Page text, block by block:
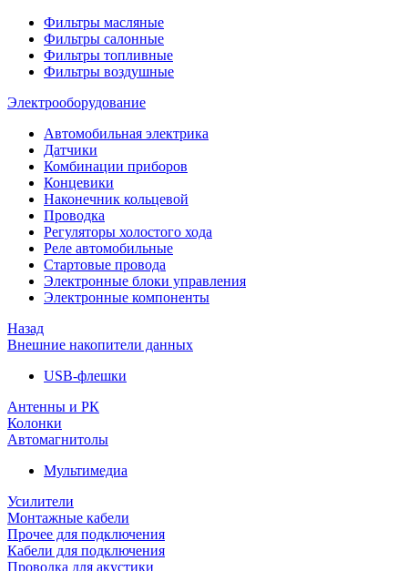
Фильтры масляные
Фильтры салонные
Фильтры топливные
Фильтры воздушные
Электрооборудование
Автомобильная электрика
Датчики
Комбинации приборов
Концевики
Наконечник кольцевой
Проводка
Регуляторы холостого хода
Реле автомобильные
Стартовые провода
Электронные блоки управления
Электронные компоненты
Назад
Внешние накопители данных
USB-флешки
Антенны и РК
Колонки
Автомагнитолы
Мультимедиа
Усилители
Монтажные кабели
Прочее для подключения
Кабели для подключения
Проводка для акустики